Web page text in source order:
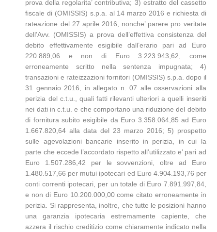
prova della regolarita’ contributiva; 3) estratto del cassetto
fiscale di (OMISSIS) s.p.a. al 14 marzo 2016 e richiesta di
rateazione del 27 aprile 2016, nonche’ parere pro veritate
dell’Avv. (OMISSIS) a prova dell’effettiva consistenza del
debito effettivamente esigibile dall’erario pari ad Euro
220.889,06 e non di Euro 3.223.943,62, come
erroneamente scritto nella sentenza impugnata; 4)
transazioni e rateizzazioni fornitori (OMISSIS) s.p.a. dopo il
31 gennaio 2016, in allegato n. 07 alle osservazioni alla
perizia del c.t.u., quali fatti rilevanti ulteriori a quelli inseriti
nei dati in c.t.u. e che comportano una riduzione del debito
di fornitura subito esigibile da Euro 3.358.064,85 ad Euro
1.667.820,64 alla data del 23 marzo 2016; 5) prospetto
sulle agevolazioni bancarie inserito in perizia, in cui la
parte che eccede l’accordato rispetto all’utilizzato e’ pari ad
Euro 1.507.286,42 per le sovvenzioni, oltre ad Euro
1.480.517,66 per mutui ipotecari ed Euro 4.904.193,76 per
conti correnti ipotecari, per un totale di Euro 7.891.997,84,
e non di Euro 10.200.000,00 come citato erroneamente in
perizia. Si rappresenta, inoltre, che tutte le posizioni hanno
una garanzia ipotecaria estremamente capiente, che
azzera il rischio creditizio come chiaramente indicato nella